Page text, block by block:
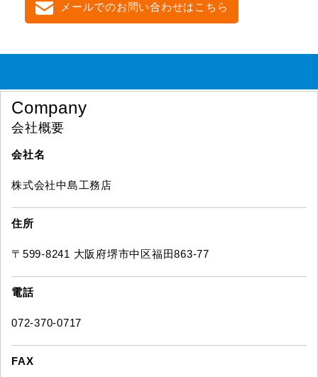
メールでのお問い合わせはこちら
Company
会社概要
会社名
株式会社中島工務店
住所
〒599-8241 大阪府堺市中区福田863-77
電話
072-370-0717
FAX